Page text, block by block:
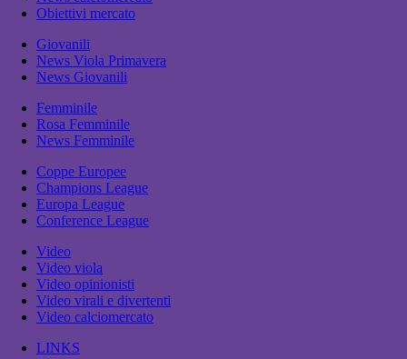
Obiettivi mercato
Giovanili
News Viola Primavera
News Giovanili
Femminile
Rosa Femminile
News Femminile
Coppe Europee
Champions League
Europa League
Conference League
Video
Video viola
Video opinionisti
Video virali e divertenti
Video calciomercato
LINKS